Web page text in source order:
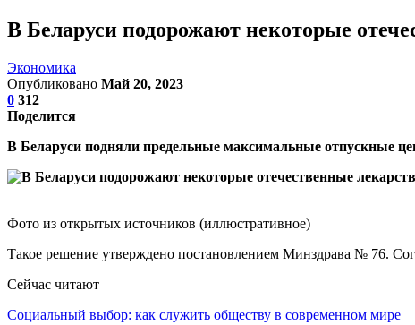
В Беларуси подорожают некоторые
Экономика
Опубликовано Май 20, 2023
0 312
Поделится
В Беларуси подняли предельные максимальные отпускные
Фото из открытых источников (иллюстративное)
Такое решение утверждено постановлением Минздрава № 76.
Сейчас читают
Социальный выбор: как служить обществу в современном мире